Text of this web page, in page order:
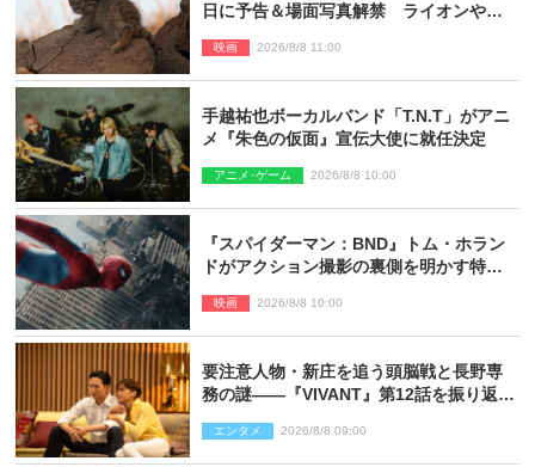
日に予告＆場面写真解禁 ライオンやマ
映画 2026/8/8 11:00
手越祐也ボーカルバンド「T.N.T」がアニ
メ『朱色の仮面』宣伝大使に就任決定
アニメ･ゲーム 2026/8/8 10:00
『スパイダーマン：BND』トム・ホラン
ドがアクション撮影の裏側を明かす特別
映画 2026/8/8 10:00
要注意人物・新庄を追う頭脳戦と長野専
務の謎――『VIVANT』第12話を振り返
エンタメ 2026/8/8 09:00